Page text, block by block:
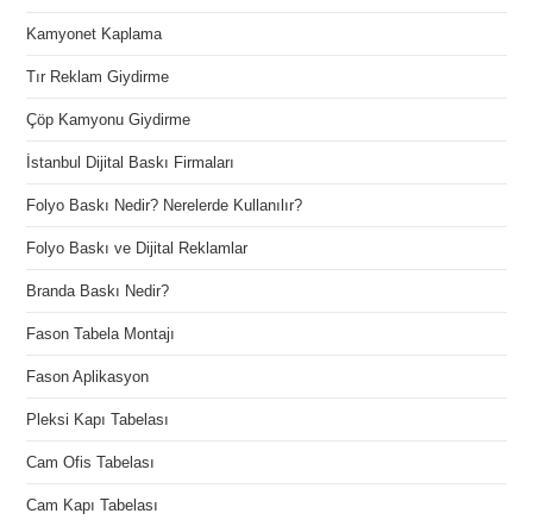
Kamyonet Kaplama
Tır Reklam Giydirme
Çöp Kamyonu Giydirme
İstanbul Dijital Baskı Firmaları
Folyo Baskı Nedir? Nerelerde Kullanılır?
Folyo Baskı ve Dijital Reklamlar
Branda Baskı Nedir?
Fason Tabela Montajı
Fason Aplikasyon
Pleksi Kapı Tabelası
Cam Ofis Tabelası
Cam Kapı Tabelası